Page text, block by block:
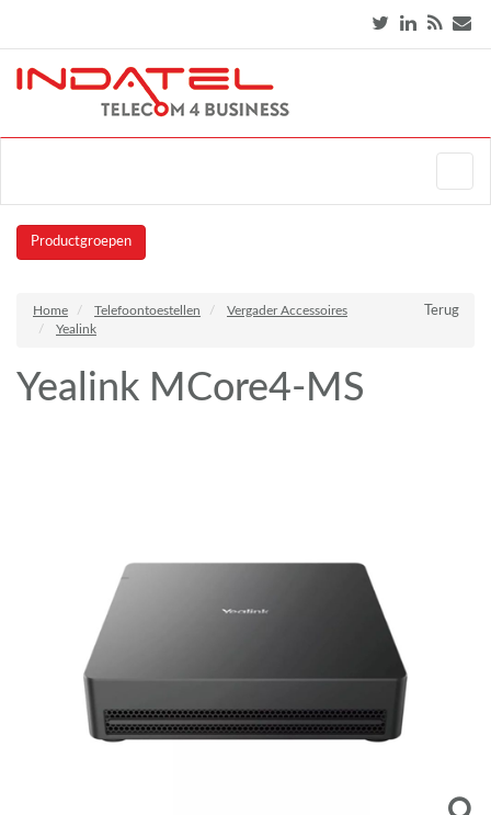
Productgroepen
Terug
Home Telefoontoestellen
Vergader Accessoires
Yealink
Yealink MCore4-MS